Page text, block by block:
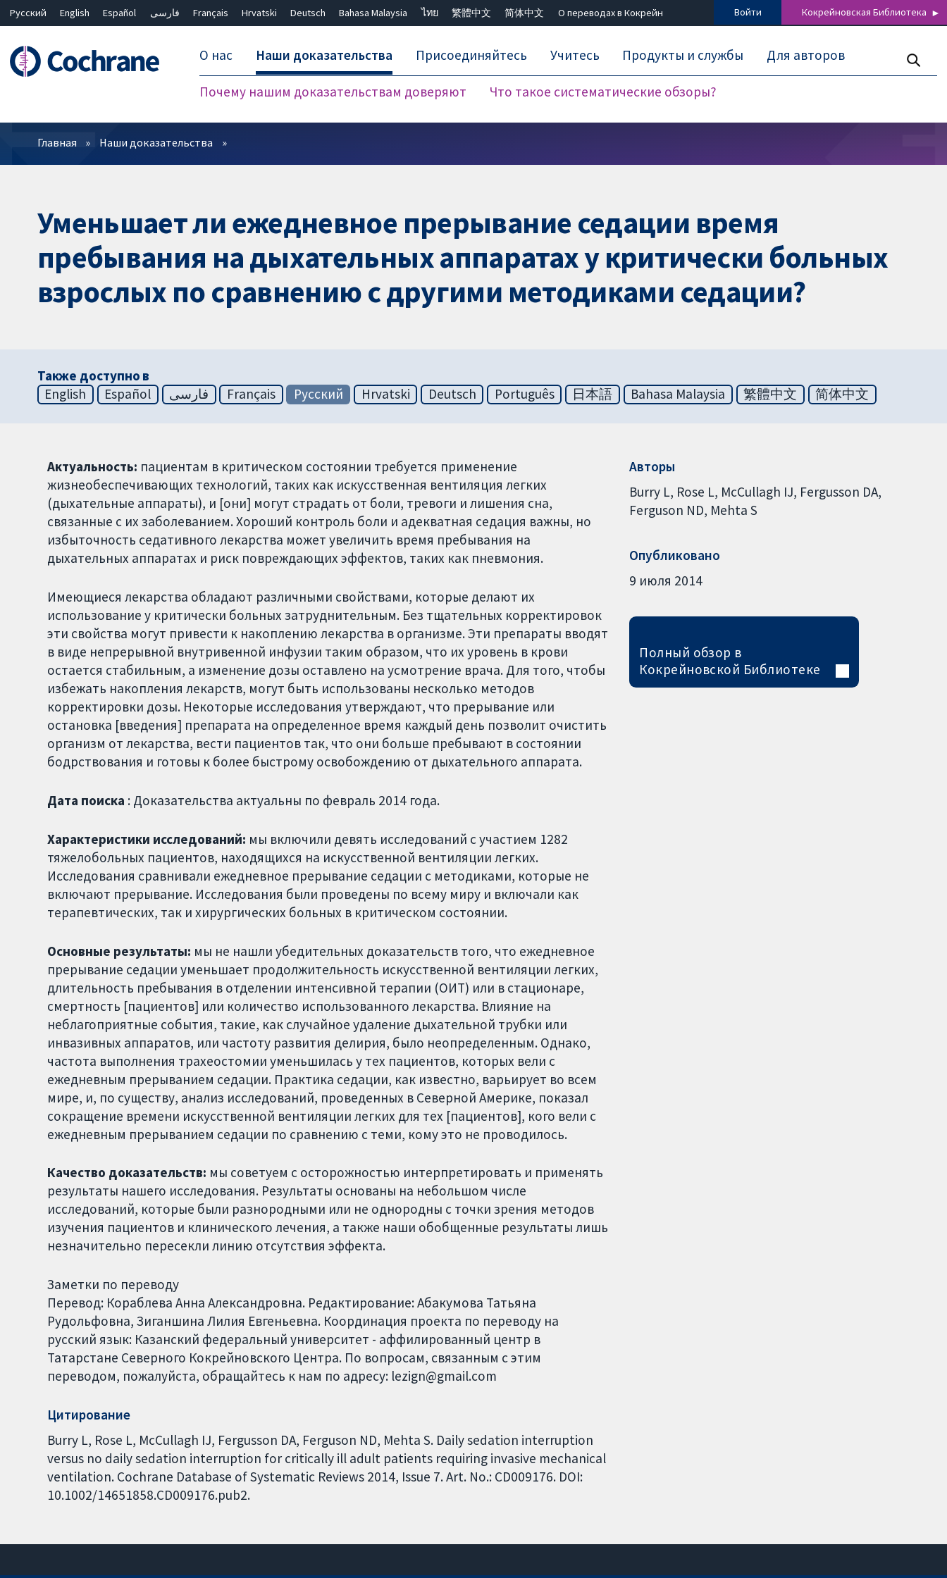
Русский English Español فارسی Français Hrvatski Deutsch Bahasa Malaysia ไทย 繁體中文 简体中文 О переводах в Кокрейн Войти Кокрейновская Библиотека
О нас Наши доказательства
Почему нашим доказательствам доверяют Что такое систематические обзоры?
Присоединяйтесь Учитесь Продукты и службы Для авторов
Фильтры
Главная Наши доказательства
Уменьшает ли ежедневное прерывание седации время
пребывания на дыхательных аппаратах у критически больных
взрослых по сравнению с другими методиками седации?
Также доступно в
English
Español فارسی Français Русский Hrvatski Deutsch Português 日本語 Bahasa Malaysia 繁體中文 简体中文
Актуальность: пациентам в критическом состоянии требуется применение
жизнеобеспечивающих технологий, таких как искусственная вентиляция легких
(дыхательные аппараты), и [они] могут страдать от боли, тревоги и лишения сна,
связанные с их заболеванием. Хороший контроль боли и адекватная седация важны, но
избыточность седативного лекарства может увеличить время пребывания на
дыхательных аппаратах и риск повреждающих эффектов, таких как пневмония.
Имеющиеся лекарства обладают различными свойствами, которые делают их
использование у критически больных затруднительным. Без тщательных корректировок
эти свойства могут привести к накоплению лекарства в организме. Эти препараты вводят
в виде непрерывной внутривенной инфузии таким образом, что их уровень в крови
остается стабильным, а изменение дозы оставлено на усмотрение врача. Для того, чтобы
избежать накопления лекарств, могут быть использованы несколько методов
корректировки дозы. Некоторые исследования утверждают, что прерывание или
остановка [введения] препарата на определенное время каждый день позволит очистить
организм от лекарства, вести пациентов так, что они больше пребывают в состоянии
бодрствования и готовы к более быстрому освобождению от дыхательного аппарата.
Дата поиска : Доказательства актуальны по февраль 2014 года.
Характеристики исследований: мы включили девять исследований с участием 1282
тяжелобольных пациентов, находящихся на искусственной вентиляции легких.
Исследования сравнивали ежедневное прерывание седации с методиками, которые не
включают прерывание. Исследования были проведены по всему миру и включали как
терапевтических, так и хирургических больных в критическом состоянии.
Основные результаты: мы не нашли убедительных доказательств того, что ежедневное
прерывание седации уменьшает продолжительность искусственной вентиляции легких,
длительность пребывания в отделении интенсивной терапии (ОИТ) или в стационаре,
смертность [пациентов] или количество использованного лекарства. Влияние на
неблагоприятные события, такие, как случайное удаление дыхательной трубки или
инвазивных аппаратов, или частоту развития делирия, было неопределенным. Однако,
частота выполнения трахеостомии уменьшилась у тех пациентов, которых вели с
ежедневным прерыванием седации. Практика седации, как известно, варьирует во всем
мире, и, по существу, анализ исследований, проведенных в Северной Америке, показал
сокращение времени искусственной вентиляции легких для тех [пациентов], кого вели с
ежедневным прерыванием седации по сравнению с теми, кому это не проводилось.
Качество доказательств: мы советуем с осторожностью интерпретировать и применять
результаты нашего исследования. Результаты основаны на небольшом числе
исследований, которые были разнородными или не однородны с точки зрения методов
изучения пациентов и клинического лечения, а также наши обобщенные результаты лишь
незначительно пересекли линию отсутствия эффекта.
Заметки по переводу
Перевод: Кораблева Анна Александровна. Редактирование: Абакумова Татьяна
Рудольфовна, Зиганшина Лилия Евгеньевна. Координация проекта по переводу на
русский язык: Казанский федеральный университет - аффилированный центр в
Татарстане Северного Кокрейновского Центра. По вопросам, связанным с этим
переводом, пожалуйста, обращайтесь к нам по адресу: lezign@gmail.com
Цитирование
Burry L, Rose L, McCullagh IJ, Fergusson DA, Ferguson ND, Mehta S. Daily sedation interruption
versus no daily sedation interruption for critically ill adult patients requiring invasive mechanical
ventilation. Cochrane Database of Systematic Reviews 2014, Issue 7. Art. No.: CD009176. DOI:
10.1002/14651858.CD009176.pub2.
Авторы
Burry L Rose L McCullagh IJ Fergusson DA
Ferguson ND Mehta S
Опубликовано
9 июля 2014
Полный обзор в
Кокрейновской Библиотеке